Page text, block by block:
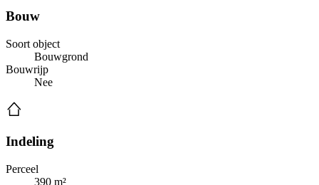
Bouw
Soort object
Bouwgrond
Bouwrijp
Nee
Indeling
Perceel
390 m²